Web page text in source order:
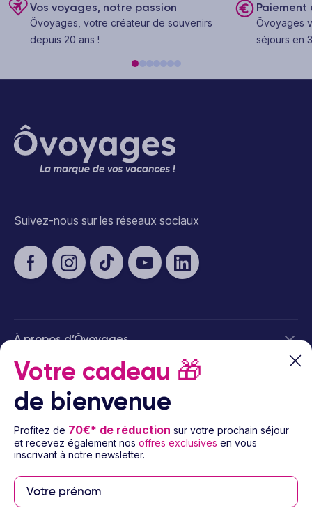
Vos voyages, notre passion
Ôvoyages, votre créateur de souvenirs
depuis 20 ans !
Paiement
Ôvoyages
séjours en
Suivez-nous sur les réseaux sociaux
À propos d’Ôvoyages
Besoin d’aide
© 2026 Ôvoyages
Paiement sécurisé
Votre cadeau 🎁
de bienvenue
Profitez de 70€* de réduction sur votre prochain séjour
et recevez également nos offres exclusives en vous
inscrivant à notre newsletter.